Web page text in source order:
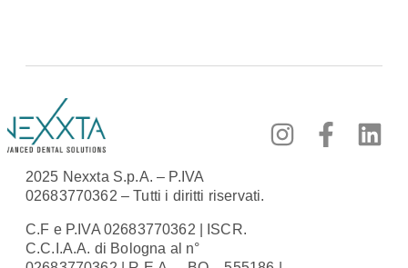
2025 Nexxta S.p.A. – P.IVA
02683770362 – Tutti i diritti riservati.
C.F e P.IVA 02683770362 | ISCR.
C.C.I.A.A. di Bologna al n°